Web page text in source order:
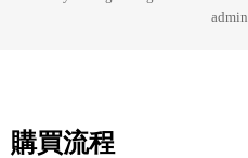
購買流程